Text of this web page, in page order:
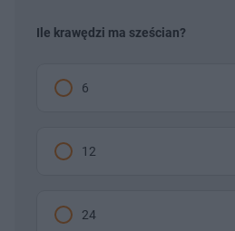
Ile krawędzi ma sześcian?
6
12
24